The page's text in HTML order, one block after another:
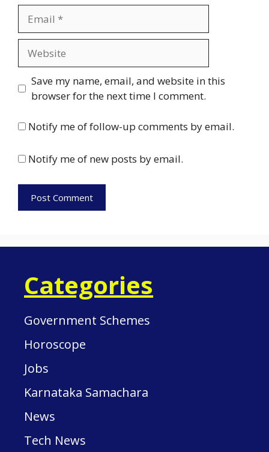
Save my name, email, and website in this
browser for the next time I comment.
Notify me of follow-up comments by email.
Notify me of new posts by email.
Categories
Government Schemes
Horoscope
Jobs
Karnataka Samachara
News
Tech News